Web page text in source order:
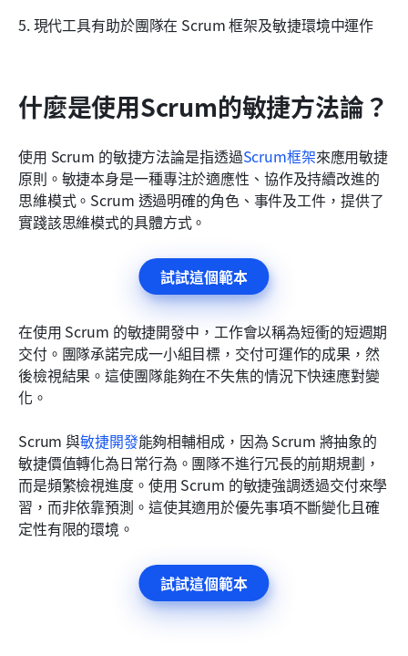
5. 現代工具有助於團隊在 Scrum 框架及敏捷環境中運作
什麼是使用Scrum的敏捷方法論？
使用 Scrum 的敏捷方法論是指透過Scrum框架來應用敏捷
原則。敏捷本身是一種專注於適應性、協作及持續改進的
思維模式。Scrum 透過明確的角色、事件及工件，提供了
實踐該思維模式的具體方式。
試試這個範本
在使用 Scrum 的敏捷開發中，工作會以稱為短衝的短週期
交付。團隊承諾完成一小組目標，交付可運作的成果，然
後檢視結果。這使團隊能夠在不失焦的情況下快速應對變
化。
Scrum 與敏捷開發能夠相輔相成，因為 Scrum 將抽象的
敏捷價值轉化為日常行為。團隊不進行冗長的前期規劃，
而是頻繁檢視進度。使用 Scrum 的敏捷強調透過交付來學
習，而非依靠預測。這使其適用於優先事項不斷變化且確
定性有限的環境。
試試這個範本